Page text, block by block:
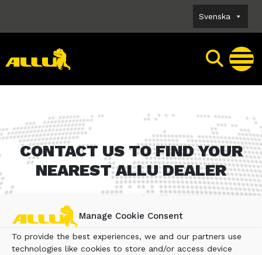
Manage Cookie Consent
To provide the best experiences, we and our partners use
technologies like cookies to store and/or access device
content
Svenska
CONTACT US TO FIND YOUR
NEAREST ALLU DEALER